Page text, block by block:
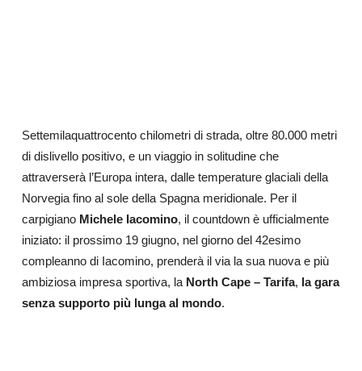
Settemilaquattrocento chilometri di strada, oltre 80.000 metri
di dislivello positivo, e un viaggio in solitudine che
attraverserà l’Europa intera, dalle temperature glaciali della
Norvegia fino al sole della Spagna meridionale. Per il
carpigiano Michele Iacomino, il countdown è ufficialmente
iniziato: il prossimo 19 giugno, nel giorno del 42esimo
compleanno di Iacomino, prenderà il via la sua nuova e più
ambiziosa impresa sportiva, la North Cape – Tarifa, la gara
senza supporto più lunga al mondo.